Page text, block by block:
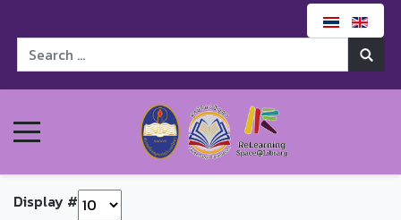
Display #